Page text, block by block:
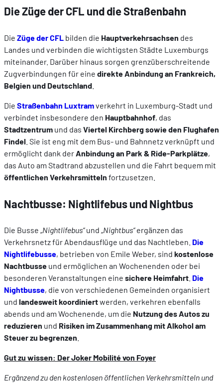
Die Züge der CFL und die Straßenbahn
Die Züge der CFL bilden die Hauptverkehrsachsen des
Landes und verbinden die wichtigsten Städte Luxemburgs
miteinander. Darüber hinaus sorgen grenzüberschreitende
Zugverbindungen für eine direkte Anbindung an Frankreich,
Belgien und Deutschland
Die Straßenbahn Luxtramverkehrt in Luxemburg-Stadt und
verbindet insbesondere den Hauptbahnhof, das
Stadtzentrum und das Viertel Kirchberg sowie den Flughafen
Findel . Sie ist eng mit dem Bus- und Bahnnetz verknüpft und
ermöglicht dank der Anbindung an Park & Ride-Parkplätze,
das Auto am Stadtrand abzustellen und die Fahrt bequem mit
öffentlichen Verkehrsmitteln fortzusetzen.
Nachtbusse: Nightlifebus und Nightbus
Die Busse „Nightlifebus“und „Nightbus“ergänzen das
Verkehrsnetz für Abendausflüge und das Nachtleben. Die
Nightlifebusse, betrieben von Emile Weber, sind kostenlose
Nachtbusse und ermöglichen an Wochenenden oder bei
besonderen Veranstaltungen eine sichere Heimfahrt Die
Nightbusse, die von verschiedenen Gemeinden organisiert
und landesweit koordiniertwerden, verkehren ebenfalls
abends und am Wochenende, um die Nutzung des Autos zu
reduzieren und Risiken im Zusammenhang mit Alkohol am
Steuer zu begrenzen
Gut zu wissen: Der Joker Mobilité von Foyer
Ergänzend zu den kostenlosen öffentlichen Verkehrsmitteln und